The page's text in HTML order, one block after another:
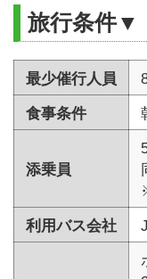
旅行条件▼
最少催行人員
食事条件
添乗員
利用バス会社